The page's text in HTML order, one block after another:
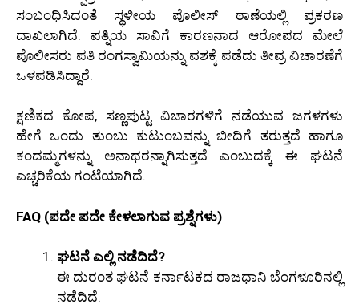
ಸಂಬಂಧಿಸಿದಂತೆ ಸ್ಥಳೀಯ ಪೊಲೀಸ್ ಠಾಣೆಯಲ್ಲಿ ಪ್ರಕರಣ
ದಾಖಲಾಗಿದೆ. ಪತ್ನಿಯ ಸಾವಿಗೆ ಕಾರಣನಾದ ಆರೋಪದ ಮೇಲೆ
ಪೊಲೀಸರು ಪತಿ ರಂಗಸ್ವಾಮಿಯನ್ನು ವಶಕ್ಕೆ ಪಡೆದು ತೀವ್ರ ವಿಚಾರಣೆಗೆ
ಒಳಪಡಿಸಿದ್ದಾರೆ.
ಕ್ಷಣಿಕದ ಕೋಪ, ಸಣ್ಣಪುಟ್ಟ ವಿಚಾರಗಳಿಗೆ ನಡೆಯುವ ಜಗಳಗಳು
ಹೇಗೆ ಒಂದು ತುಂಬು ಕುಟುಂಬವನ್ನು ಬೀದಿಗೆ ತರುತ್ತದೆ ಹಾಗೂ
ಕಂದಮ್ಮಗಳನ್ನು ಅನಾಥರನ್ನಾಗಿಸುತ್ತದೆ ಎಂಬುದಕ್ಕೆ ಈ ಘಟನೆ
ಎಚ್ಚರಿಕೆಯ ಗಂಟೆಯಾಗಿದೆ.
FAQ (ಪದೇ ಪದೇ ಕೇಳಲಾಗುವ ಪ್ರಶ್ನೆಗಳು)
ಘಟನೆ ಎಲ್ಲಿ ನಡೆದಿದೆ?
ಈ ದುರಂತ ಘಟನೆ ಕರ್ನಾಟಕದ ರಾಜಧಾನಿ ಬೆಂಗಳೂರಿನಲ್ಲಿ
ನಡೆದಿದೆ.